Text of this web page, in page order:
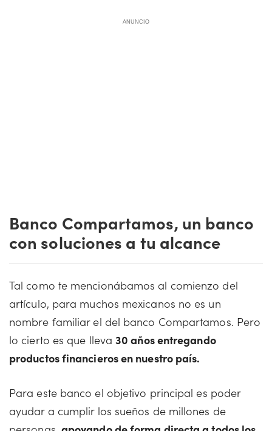
ANUNCIO
Banco Compartamos, un banco
con soluciones a tu alcance
Tal como te mencionábamos al comienzo del
artículo, para muchos mexicanos no es un
nombre familiar el del banco Compartamos. Pero
lo cierto es que lleva30 años entregando
productos financieros en nuestro país.
Para este banco el objetivo principal es poder
ayudar a cumplir los sueños de millones de